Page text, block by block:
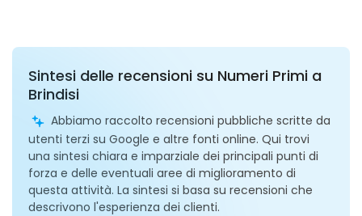
Sintesi delle recensioni su Numeri Primi a
Brindisi
Abbiamo raccolto recensioni pubbliche scritte da
utenti terzi su Google e altre fonti online. Qui trovi
una sintesi chiara e imparziale dei principali punti di
forza e delle eventuali aree di miglioramento di
questa attività. La sintesi si basa su recensioni che
descrivono l'esperienza dei clienti.